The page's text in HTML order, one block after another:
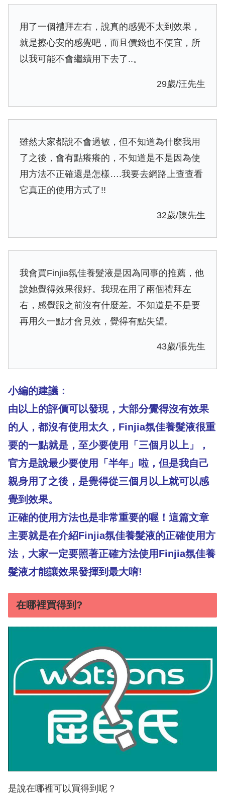
用了一個禮拜左右，說真的感覺不太到效果，
就是擦心安的感覺吧，而且價錢也不便宜，所
以我可能不會繼續用下去了..。
29歲/汪先生
雖然大家都說不會過敏，但不知道為什麼我用
了之後，會有點癢癢的，不知道是不是因為使
用方法不正確還是怎樣….我要去網路上查查看
它真正的使用方式了!!
32歲/陳先生
我會買Finjia氛佳養髮液是因為同事的推薦，他
說她覺得效果很好。我現在用了兩個禮拜左
右，感覺跟之前沒有什麼差。不知道是不是要
再用久一點才會見效，覺得有點失望。
43歲/張先生
小編的建議：
由以上的評價可以發現，大部分覺得沒有效果
的人，都沒有使用太久，Finjia氛佳養髮液很重
要的一點就是，至少要使用「三個月以上」，
官方是說最少要使用「半年」啦，但是我自己
親身用了之後，是覺得從三個月以上就可以感
覺到效果。
正確的使用方法也是非常重要的喔！這篇文章
主要就是在介紹Finjia氛佳養髮液的正確使用方
法，大家一定要照著正確方法使用Finjia氛佳養
髮液才能讓效果發揮到最大唷!
在哪裡買得到?
是說在哪裡可以買得到呢？